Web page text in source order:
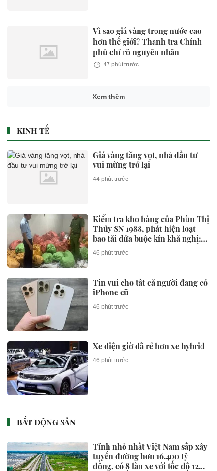
Vì sao giá vàng trong nước cao
hơn thế giới? Thanh tra Chính
phủ chỉ rõ nguyên nhân
47 phút trước
Xem thêm
KINH TẾ
Giá vàng tăng vọt, nhà đầu tư
vui mừng trở lại
44 phút trước
Kiểm tra kho hàng của Phùn Thị
Thủy SN 1988, phát hiện loạt
bao tải dứa buộc kín khả nghi:
Lời khai của chủ kho hé lộ điều
gì?
46 phút trước
Tin vui cho tất cả người đang có
iPhone cũ
46 phút trước
Xe điện giờ đã rẻ hơn xe hybrid
46 phút trước
BẤT ĐỘNG SẢN
Tỉnh nhỏ nhất Việt Nam sắp xây
tuyến đường hơn 16.400 tỷ
đồng, có 8 làn xe với tốc độ 120